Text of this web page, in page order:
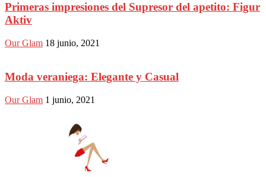
Primeras impresiones del Supresor del apetito: Figur
Aktiv
Our Glam 18 junio, 2021
Moda veraniega: Elegante y Casual
Our Glam 1 junio, 2021